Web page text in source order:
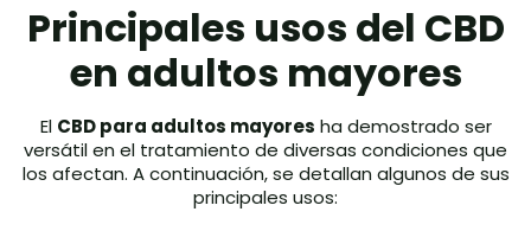
Principales usos del CBD
en adultos mayores
El CBD para adultos mayores ha demostrado ser
versátil en el tratamiento de diversas condiciones que
los afectan. A continuación, se detallan algunos de sus
principales usos: